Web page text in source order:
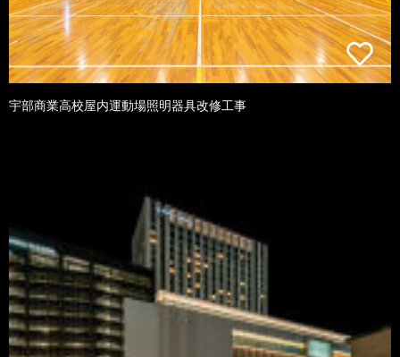
宇部商業高校屋内運動場照明器具改修工事